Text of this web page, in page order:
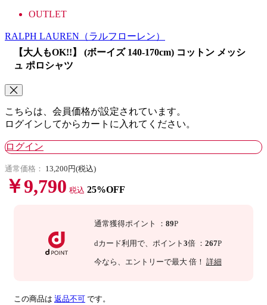
OUTLET
RALPH LAUREN （ラルフローレン）
【大人もOK!!】 (ボーイズ 140-170cm) コットン メッシ
ュ ポロシャツ
こちらは、会員価格が設定されています。
ログインしてからカートに入れてください。
ログイン
通常価格： 13,200円(税込)
￥9,790 税込 25%OFF
通常獲得ポイント ： 89P
dカード利用で、 ポイント 3倍 ： 267P
今なら 、エントリーで最大 倍！ 詳細
この商品は 返品不可 です。